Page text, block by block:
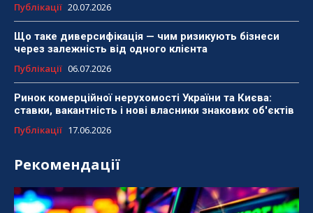
Публікації 20.07.2026
Що таке диверсифікація — чим ризикують бізнеси
через залежність від одного клієнта
Публікації 06.07.2026
Ринок комерційної нерухомості України та Києва:
ставки, вакантність і нові власники знакових об'єктів
Публікації 17.06.2026
Рекомендації